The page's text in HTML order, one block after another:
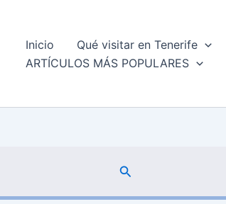
Inicio Qué visitar en Tenerife
ARTÍCULOS MÁS POPULARES
Buscar